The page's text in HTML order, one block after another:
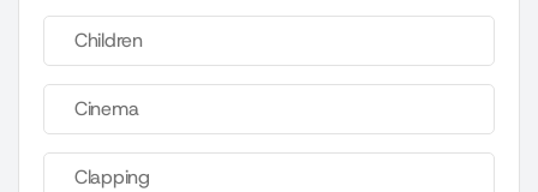
Children
Cinema
Clapping